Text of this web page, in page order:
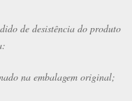
de desistência do produto
na embalagem original;